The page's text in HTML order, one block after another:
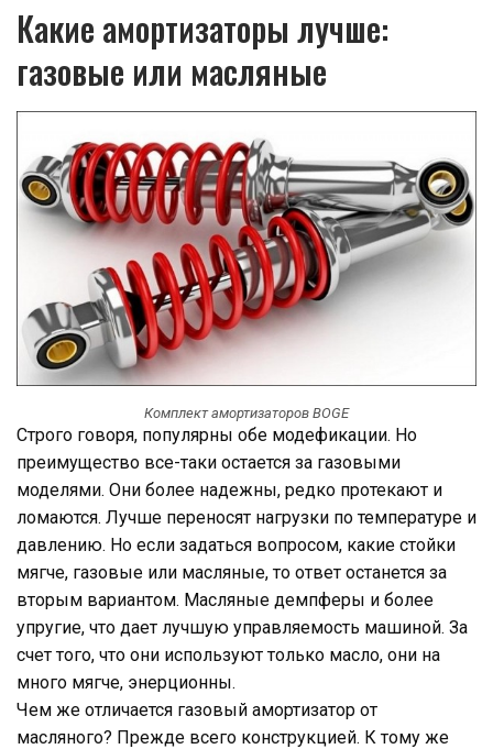
Какие амортизаторы лучше:
газовые или масляные
Комплект амортизаторов BOGE
Строго говоря, популярны обе модефикации. Но
преимущество все-таки остается за газовыми
моделями. Они более надежны, редко протекают и
ломаются. Лучше переносят нагрузки по температуре и
давлению. Но если задаться вопросом, какие стойки
мягче, газовые или масляные, то ответ останется за
вторым вариантом. Масляные демпферы и более
упругие, что дает лучшую управляемость машиной. За
счет того, что они используют только масло, они на
много мягче, энерционны.
Чем же отличается газовый амортизатор от
масляного? Прежде всего конструкцией. К тому же